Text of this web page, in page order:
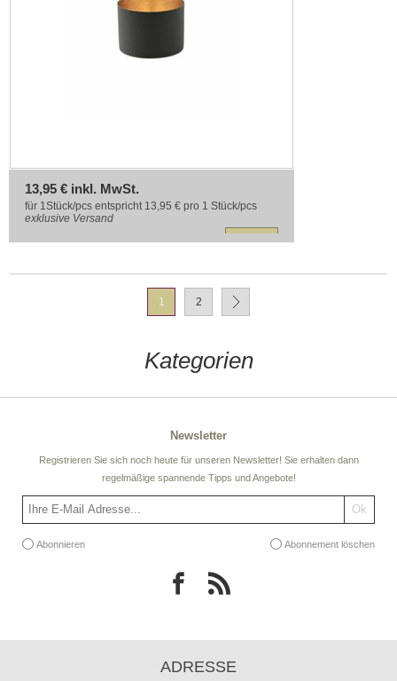
13,95 € inkl. MwSt.
für 1Stück/pcs entspricht 13,95 € pro 1 Stück/pcs
exklusive Versand
1 2
Kategorien
Newsletter
Registrieren Sie sich noch heute für unseren Newsletter! Sie erhalten dann
regelmäßige spannende Tipps und Angebote!
Abonnieren Abonnement löschen
ADRESSE